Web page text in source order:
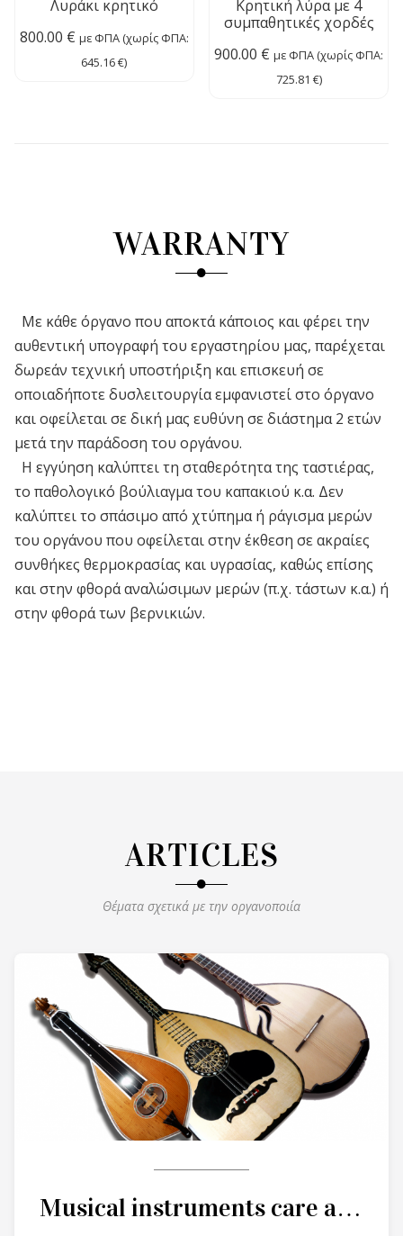
Λυράκι κρητικό
800.00 € με ΦΠΑ (χωρίς ΦΠΑ:
645.16€)
Κρητική λύρα με 4
συμπαθητικές χορδές
900.00 € με ΦΠΑ (χωρίς ΦΠΑ:
725.81 €)
WARRANTY
Με κάθε όργανο που αποκτά κάποιος και φέρει την
αυθεντική υπογραφή του εργαστηρίου μας, παρέχεται
δωρεάν τεχνική υποστήριξη και επισκευή σε
οποιαδήποτε δυσλειτουργία εμφανιστεί στο όργανο
και οφείλεται σε δική μας ευθύνη σε διάστημα 2 ετών
μετά την παράδοση του οργάνου.
Η εγγύηση καλύπτει τη σταθερότητα της ταστιέρας,
το παθολογικό βούλιαγμα του καπακιού κ.α. Δεν
καλύπτει το σπάσιμο από χτύπημα ή ράγισμα μερών
του οργάνου που οφείλεται στην έκθεση σε ακραίες
συνθήκες θερμοκρασίας και υγρασίας, καθώς επίσης
και στην φθορά αναλώσιμων μερών (π.χ. τάστων κ.α.) ή
στην φθορά των βερνικιών.
ARTICLES
Θέματα σχετικά με την οργανοποιία
Musical instruments care and